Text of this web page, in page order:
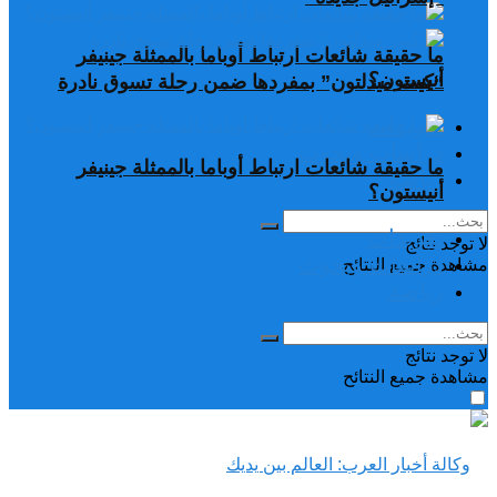
ما حقيقة شائعات ارتباط أوباما بالممثلة جينيفر
أنيستون؟
تغريدات
دراسات وبحوث
رياضة
لا توجد نتائج
مشاهدة جميع النتائح
“كيت ميدلتون” بمفردها ضمن رحلة تسوق نادرة
ما حقيقة شائعات ارتباط أوباما بالممثلة جينيفر
أنيستون؟
تغريدات
دراسات وبحوث
لا توجد نتائج
مشاهدة جميع النتائح